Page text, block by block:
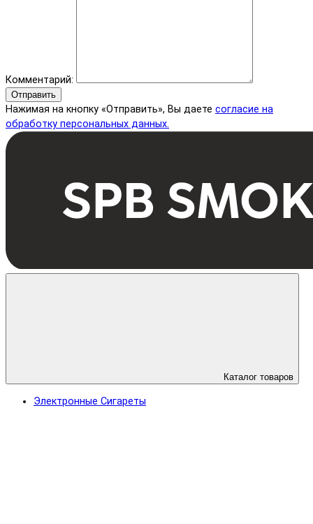
Комментарий:
Отправить
Нажимая на кнопку «Отправить», Вы даете согласие на
обработку персональных данных.
Каталог товаров
Электронные Сигареты